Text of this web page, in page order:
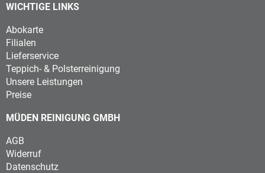
WICHTIGE LINKS
Abokarte
Filialen
Lieferservice
Teppich- & Polsterreinigung
Unsere Leistungen
Preise
MÜDEN REINIGUNG GMBH
AGB
Widerruf
Datenschutz